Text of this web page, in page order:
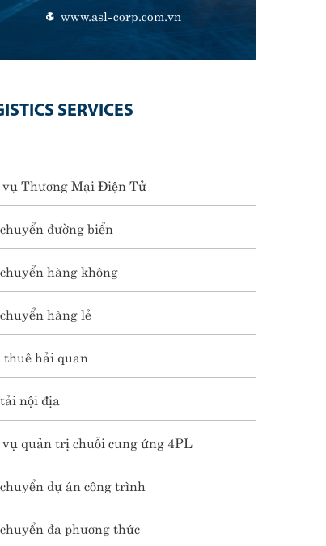
www.asl-corp.com.vn
SERVICES
Thương Mại Điện Tử
đường biển
hàng không
hàng lẻ
hải quan
nội địa
quản trị chuỗi cung ứng 4PL
dự án công trình
đa phương thức